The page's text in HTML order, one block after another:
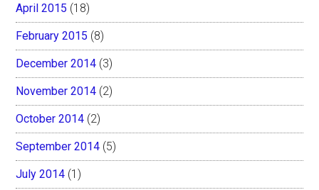
April 2015 (18)
February 2015 (8)
December 2014 (3)
November 2014 (2)
October 2014 (2)
September 2014 (5)
July 2014 (1)